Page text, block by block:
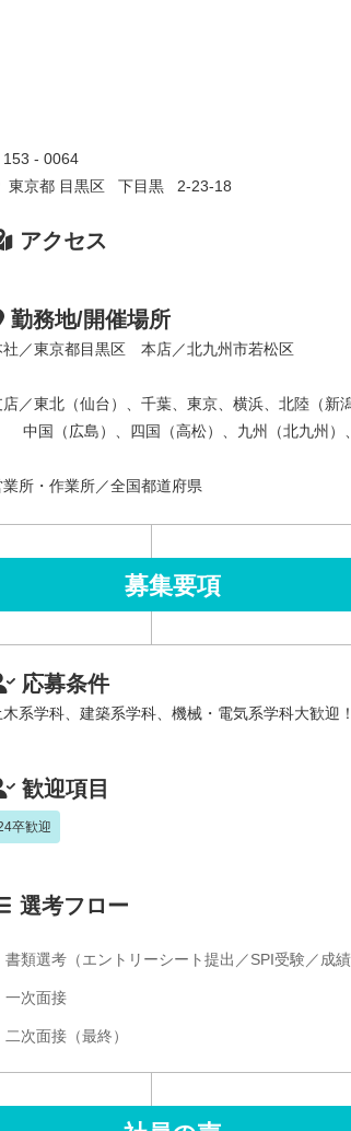
153 - 0064
東京都 目黒区 下目黒 2-23-18
アクセス
勤務地/開催場所
社／東京都目黒区 本店／北九州市若松区
店／東北（仙台）、千葉、東京、横浜、北陸（新
国（広島）、四国（高松）、九州（北九州）
業所・作業所／全国都道府県
募集要項
応募条件
木系学科、建築系学科、機械・電気系学科大歓迎！
歓迎項目
卒歓迎
選考フロー
書類選考（エントリーシート提出／SPI受験／成績
一次面接
二次面接（最終）